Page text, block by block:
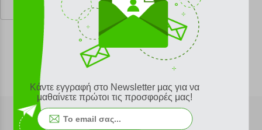
Ελάχιστη 30 ημερών 15.50 €
Προτεινόμενη λιανική 15.50 €
Κάντε εγγραφή στο Newsletter μας για να
μαθαίνετε πρώτοι τις προσφορές μας!